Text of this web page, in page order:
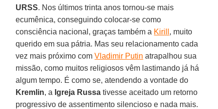
URSS. Nos últimos trinta anos tornou-se mais
ecumênica, conseguindo colocar-se como
consciência nacional, graças também a Kirill , muito
querido em sua pátria. Mas seu relacionamento cada
vez mais próximo comVladimir Putin atrapalhou sua
missão, como muitos religiosos vêm lastimando já há
algum tempo. É como se, atendendo a vontade do
Kremlin, a Igreja Russa tivesse aceitado um retorno
progressivo de assentimento silencioso e nada mais.